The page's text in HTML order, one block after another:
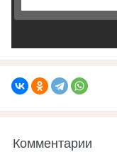
Комментарии